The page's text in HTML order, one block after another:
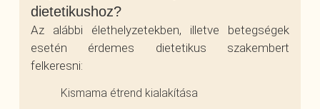
dietetikushoz?
Az alábbi élethelyzetekben, illetve betegségek
esetén érdemes dietetikus szakembert
felkeresni:
Kismama étrend kialakítása